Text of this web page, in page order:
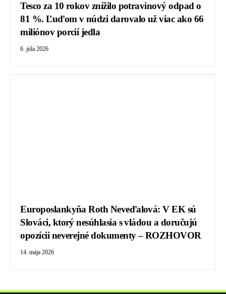
Tesco za 10 rokov znížilo potravinový odpad o
81 %. Ľuďom v núdzi darovalo už viac ako 66
miliónov porcií jedla
6. júla 2026
Europoslankyňa Roth Neveďalová: V EK sú
Slováci, ktorý nesúhlasia s vládou a doručujú
opozícii neverejné dokumenty – ROZHOVOR
14. mája 2026